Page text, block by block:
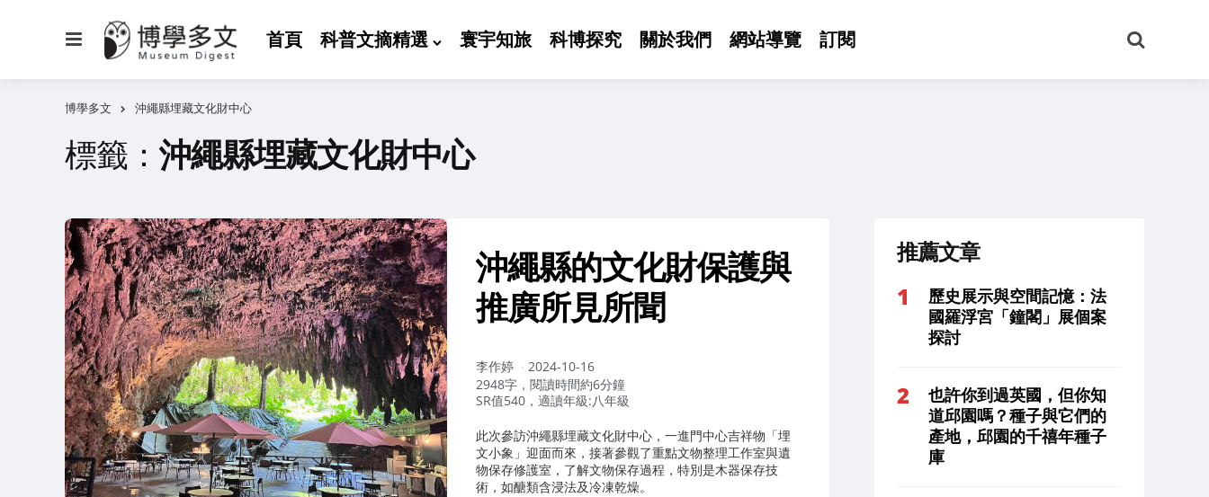
首頁 科普文摘精選 寰宇知旅 科博探究 關於我們 網站導覽 訂閱
尋
博學多文 沖繩縣埋藏文化財中心
標籤：沖繩縣埋藏文化財中心
沖繩縣的文化財保護與
推廣所見所聞
作
者：
李作婷
2024-10-16
2948字，閱讀時間約6分鐘
SR值540，適讀年級:八年級
此次參訪沖繩縣埋藏文化財中心，一進門中心吉祥物「埋
文小象」迎面而來，接著參觀了重點文物整理工作室與遺
物保存修護室，了解文物保存過程，特別是木器保存技
術，如醣類含浸法及冷凍乾燥。
推薦文章
歷史展示與空間記憶：法
國羅浮宮「鐘閣」展個案
探討
也許你到過英國，但你知
道邱園嗎？種子與它們的
產地，邱園的千禧年種子
庫